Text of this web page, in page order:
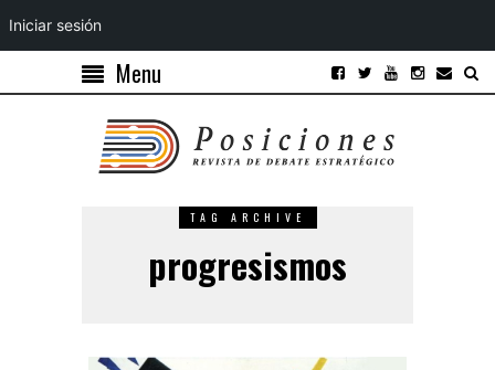
Menu
TAG ARCHIVE
progresismos
Iniciar sesión